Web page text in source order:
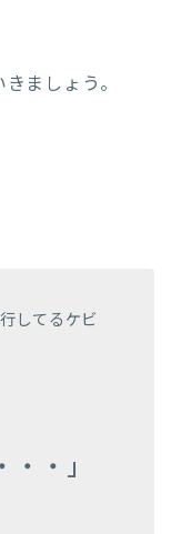
ましょう。
してるケビ
・」